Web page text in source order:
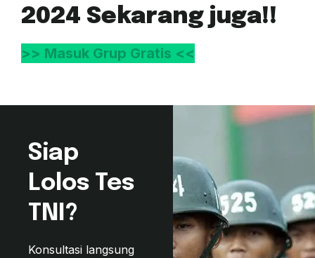
2024 Sekarang juga!!
>> Masuk Grup Gratis <<
Siap
Lolos Tes
TNI?
Konsultasi langsung